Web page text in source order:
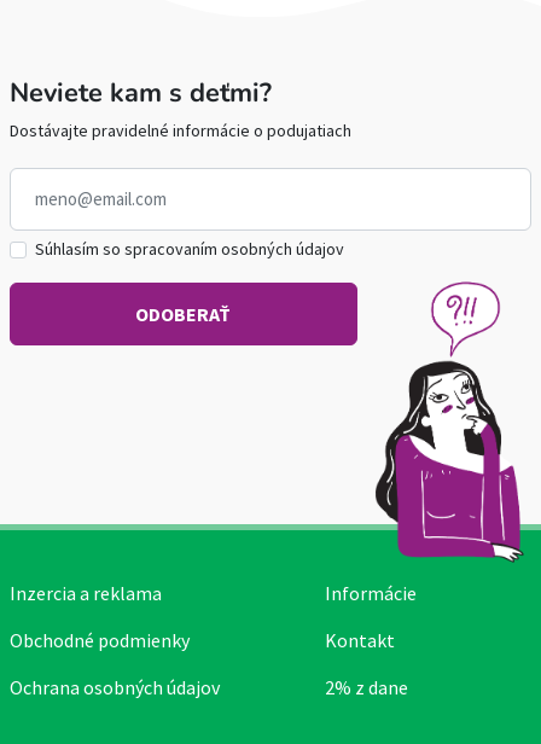
Neviete kam s deťmi?
Dostávajte pravidelné informácie o podujatiach
Súhlasím so spracovaním osobných údajov
Inzercia a reklama
Obchodné podmienky
Ochrana osobných údajov
Informácie
Kontakt
2% z dane